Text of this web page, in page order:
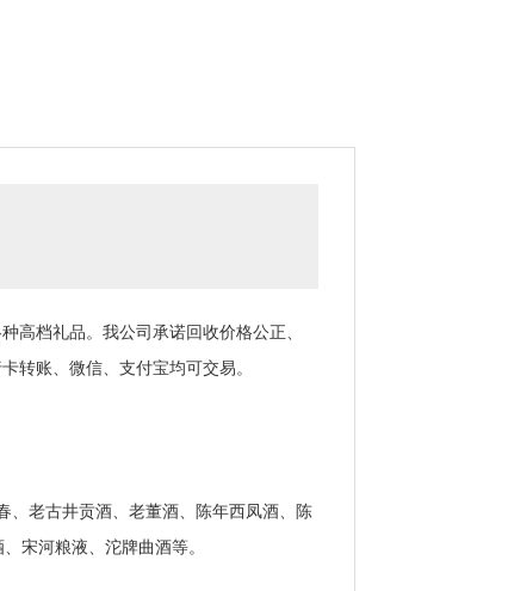
档礼品。我公司承诺回收价格公正、
转账、微信、支付宝均可交易。
老古井贡酒、老董酒、陈年西凤酒、陈
宋河粮液、沱牌曲酒等。